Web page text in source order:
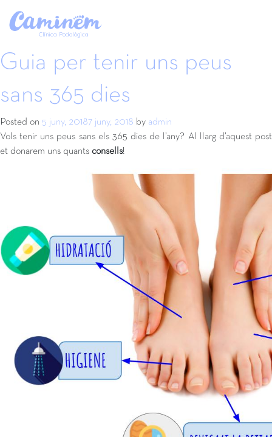
Clínica Podològica
Etiqueta:
Guia per tenir uns peus
sans 365 dies
Posted on 5 juny, 20187 juny, 2018 by admin
Vols tenir uns peus sans els 365 dies de l’any? Al llarg d’aquest post
et donarem uns quants consells!